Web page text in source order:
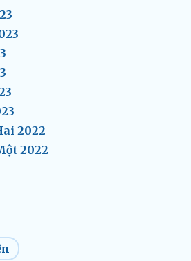
2022
2022